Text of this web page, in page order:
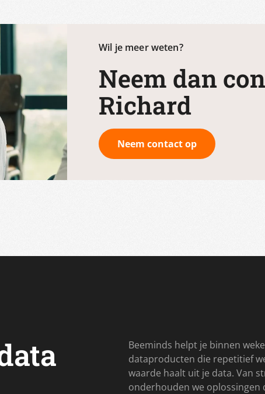
Wil je meer weten?
Neem dan
Richard
Neem contact op
Beeminds helpt je binnen
dataproducten die repetitief
waarde haalt uit je data. Van
onderhouden we oplossingen